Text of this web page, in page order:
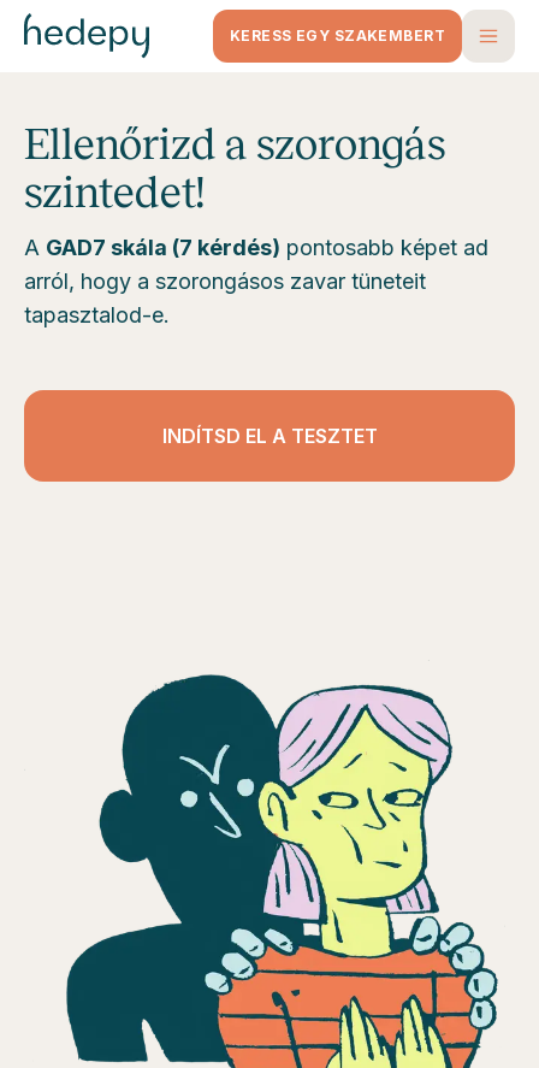
KERESS EGY SZAKEMBERT
Ellenőrizd a szorongás
szintedet!
A GAD7 skála (7 kérdés) pontosabb képet ad
arról, hogy a szorongásos zavar tüneteit
tapasztalod-e.
INDÍTSD EL A TESZTET